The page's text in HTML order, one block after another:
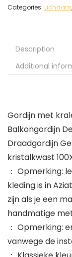
Categories: Lichaam,
Description
Additional
Gordijn met
Balkongordijn
Draadgordijn
kristalkwast
： Opmerking:
kleding is in
zijn als je een
handmatige
： Opmerking:
vanwege de